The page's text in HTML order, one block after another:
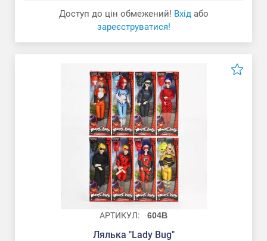
Доступ до цін обмежений! Вхід або
зареєструватися!
АРТИКУЛ: 604B
Лялька "Lady Bug"